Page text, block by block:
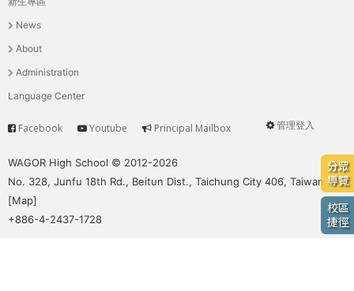
培
養
具
國
移
動
的
世
界
公
e
分眾
導覽
校區
捷徑
主
選
單
News
About
Administration
Language Center
User
管理登入
Service
Facebook Youtube Principal Mailbox
WAGOR High School © 2012-2026
No. 328, Junfu 18th Rd., Beitun Dist., Taichung City 406, Taiwan
[Map]
+886-4-2437-1728